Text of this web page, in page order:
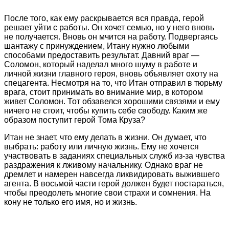
После того, как ему раскрывается вся правда, герой
решает уйти с работы. Он хочет семью, но у него вновь
не получается. Вновь он мчится на работу. Подвергаясь
шантажу с принуждением, Итану нужно любыми
способами предоставить результат. Давний враг —
Соломон, который наделал много шуму в работе и
личной жизни главного героя, вновь объявляет охоту на
спецагента. Несмотря на то, что Итан отправил в тюрьму
врага, стоит принимать во внимание мир, в котором
живет Соломон. Тот обзавелся хорошими связями и ему
ничего не стоит, чтобы купить себе свободу. Каким же
образом поступит герой Тома Круза?
Итан не знает, что ему делать в жизни. Он думает, что
выбрать: работу или личную жизнь. Ему не хочется
участвовать в заданиях специальных служб из-за чувства
раздражения к лживому начальнику. Однако враг не
дремлет и намерен навсегда ликвидировать выжившего
агента. В восьмой части герой должен будет постараться,
чтобы преодолеть многие свои страхи и сомнения. На
кону не только его имя, но и жизнь.